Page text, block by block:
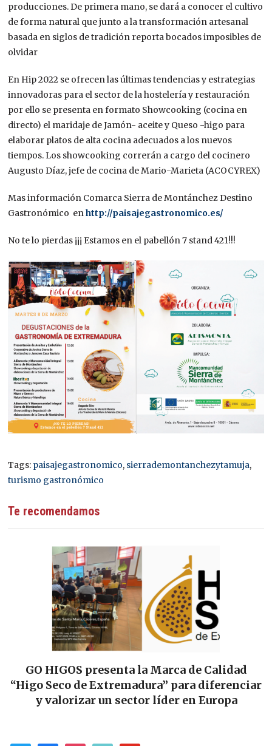
producciones. De primera mano, se dará a conocer el cultivo
de forma natural que junto a la transformación artesanal
basada en siglos de tradición reporta bocados imposibles de
olvidar
En Hip 2022 se ofrecen las últimas tendencias y estrategias
innovadoras para el sector de la hostelería y restauración
por ello se presenta en formato Showcooking (cocina en
directo) el maridaje de Jamón- aceite y Queso -higo para
elaborar platos de alta cocina adecuados a los nuevos
tiempos. Los showcooking correrán a cargo del cocinero
Augusto Díaz, jefe de cocina de Mario-Marieta (ACOCYREX)
Mas información Comarca Sierra de Montánchez Destino
Gastronómico enhttp://paisajegastronomico.es/
No te lo pierdas ¡¡¡ Estamos en el pabellón 7 stand 421!!!
Tags: paisajegastronomico, sierrademontanchezytamuja,
turismo gastronómico
Te recomendamos
GO HIGOS presenta la Marca de Calidad
“Higo Seco de Extremadura” para diferenciar
y valorizar un sector líder en Europa